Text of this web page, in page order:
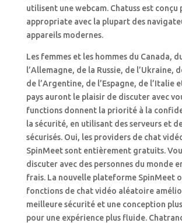
utilisent une webcam. Chatuss est conçu
appropriate avec la plupart des
appareils modernes.
Les femmes et les hommes du Canada,
l’Allemagne, de la Russie, de l’Ukraine,
de l’Argentine, de l’Espagne, de l’Italie
pays auront le plaisir de discuter avec
functions donnent la priorité à la
la sécurité, en utilisant des serveurs et
sécurisés. Oui, les providers de chat
SpinMeet sont entièrement gratuits.
discuter avec des personnes du monde
frais. La nouvelle plateforme SpinMeet
fonctions de chat vidéo aléatoire
meilleure sécurité et une conception
pour une expérience plus fluide.